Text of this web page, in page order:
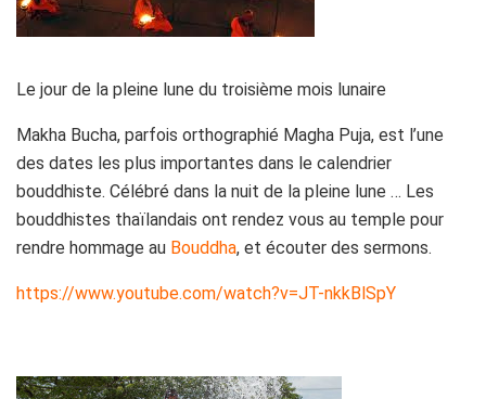
Le jour de la pleine lune du troisième mois lunaire
Makha Bucha, parfois orthographié Magha Puja, est l’une
des dates les plus importantes dans le calendrier
bouddhiste. Célébré dans la nuit de la pleine lune … Les
bouddhistes thaïlandais ont rendez vous au temple pour
rendre hommage au Bouddha, et écouter des sermons.
https://www.youtube.com/watch?v=JT-nkkBlSpY